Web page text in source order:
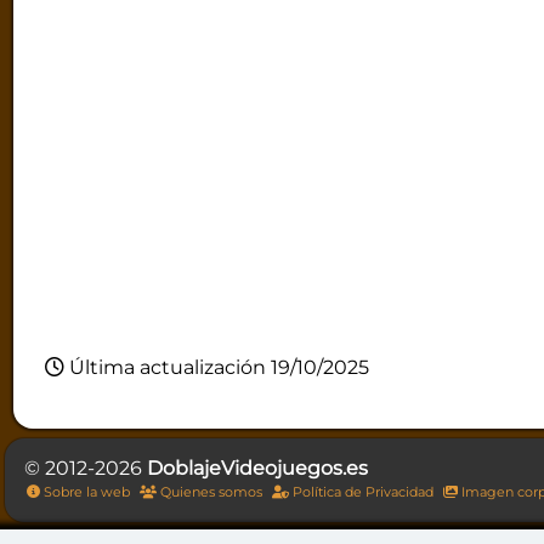
Última actualización 19/10/2025
© 2012-2026 DoblajeVideojuegos.es
Sobre la web Quienes somos Política de Privacidad Imagen